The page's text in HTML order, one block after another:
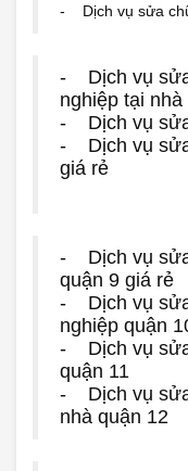
- Dịch vụ sửa
- Dịch vụ
nghiệp tại nhà
- Dịch vụ sửa
- Dịch vụ sửa
giá rẻ
- Dịch vụ sửa
quận 9 giá rẻ
- Dịch vụ sửa
nghiệp quận
- Dịch vụ sửa
quận 11
- Dịch vụ sửa
nhà quận 12